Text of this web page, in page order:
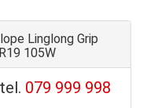
Linglong Grip
105W
079 999 998